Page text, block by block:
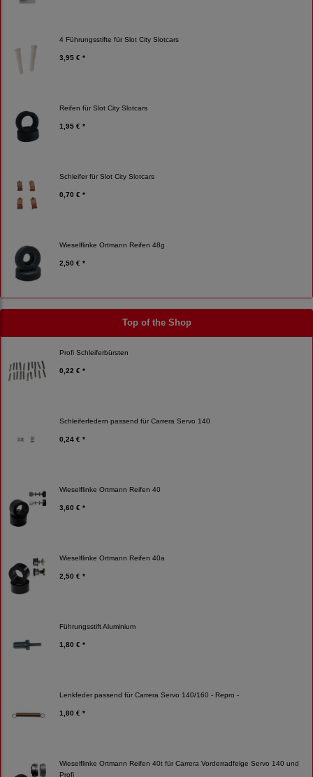
4 Führungsstifte für Slot City Slotcars
3,95 € *
Reifen für Slot City Slotcars
1,95 € *
Schleifer für Slot City Slotcars
0,70 € *
Wieselflinke Ortmann Reifen 48g
2,50 € *
Top of the Shop
Profi Schleiferbürsten
0,22 € *
Schleiferfedern passend für Carrera Servo 140
0,24 € *
Wieselflinke Ortmann Reifen 40
3,60 € *
Wieselflinke Ortmann Reifen 40a
2,50 € *
Führungsstift Aluminium
1,80 € *
Lenkfeder passend für Carrera Servo 140/160 - Repro -
1,80 € *
Wieselflinke Ortmann Reifen 40t für Carrera Vorderradfelge Servo 140 und
Profi